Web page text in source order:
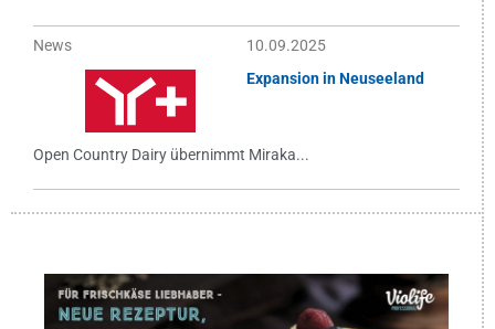
News
10.09.2025
Expansion in Neuseeland
Open Country Dairy übernimmt Miraka...